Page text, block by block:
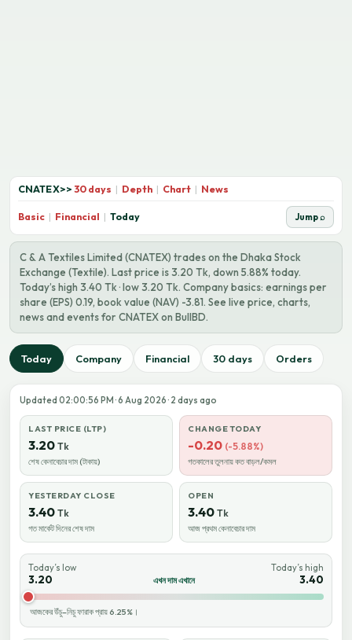
CNATEX>> 30 days | Depth | Chart | News
Basic | Financial | Today Jump ⌕
C & A Textiles Limited (CNATEX) trades on the Dhaka Stock
Exchange (Textile). Last price is 3.20 Tk, down 5.88% today.
Today’s high 3.40 Tk · low 3.20 Tk. Company basics: earnings per
share (EPS) 0.19, book value (NAV) -3.81. See live price, charts,
news and events for CNATEX on BullBD.
Today Company Financial 30 days Orders
Updated 02:00:56 PM · 6 Aug 2026 · 2 days ago
LAST PRICE (LTP)
3.20 Tk
শেষ কেনাবেচার দাম (টাকায়)
CHANGE TODAY
-0.20 (-5.88%)
গতকালের তুলনায় কত বাড়ল/কমল
YESTERDAY CLOSE
3.40 Tk
গত মার্কেট দিনের শেষ দাম
OPEN
3.40 Tk
আজ প্রথম কেনাবেচার দাম
Today’s low
3.20 এখন দাম এখানে
Today’s high
3.40
আজকের উঁচু–নিচু ফারাক প্রায় 6.25%।